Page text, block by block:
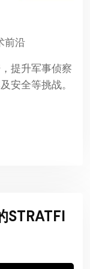
前沿
提升军事侦察
安全等挑战。